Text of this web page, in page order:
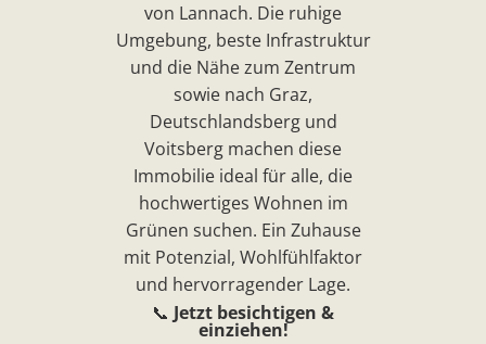
von Lannach. Die ruhige
Umgebung, beste Infrastruktur
und die Nähe zum Zentrum
sowie nach Graz,
Deutschlandsberg und
Voitsberg machen diese
Immobilie ideal für alle, die
hochwertiges Wohnen im
Grünen suchen. Ein Zuhause
mit Potenzial, Wohlfühlfaktor
und hervorragender Lage.
📞 Jetzt besichtigen &
einziehen!